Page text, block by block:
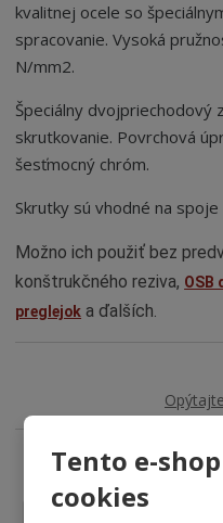
Tento e-
cookies
kvalitnej ocele so
spracovanie. Vysoká
N/mm2.
Špeciálny dvojpriechodový
skrutkovanie. Povrchová
šesťmocný chróm.
Skrutky sú vhodné na
Možno ich použiť bez
konštrukčného reziva, OSB
preglejok a ďalších.